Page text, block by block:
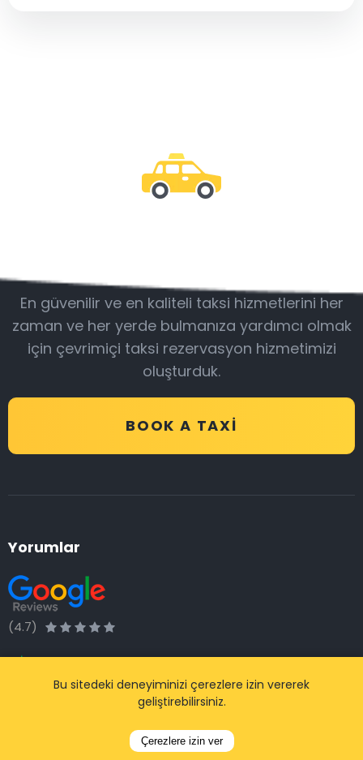
En güvenilir ve en kaliteli taksi hizmetlerini her
zaman ve her yerde bulmanıza yardımcı olmak
için çevrimiçi taksi rezervasyon hizmetimizi
oluşturduk.
BOOK A TAXI
Yorumlar
(4.7)
Bu sitedeki deneyiminizi çerezlere izin vererek
geliştirebilirsiniz.
Çerezlere izin ver